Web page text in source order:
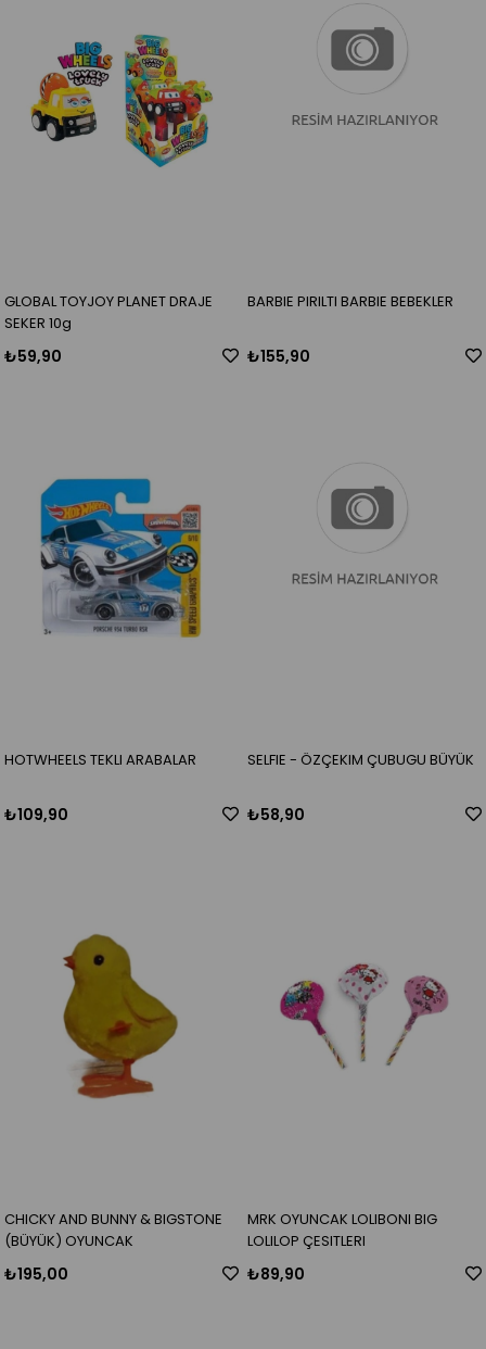
GLOBAL TOYJOY PLANET DRAJE
SEKER 10g
₺59,90
BARBIE PIRILTI BARBIE BEBEKLER
₺155,90
HOTWHEELS TEKLI ARABALAR
₺109,90
SELFIE - ÖZÇEKIM ÇUBUGU BÜYÜK
₺58,90
CHICKY AND BUNNY & BIGSTONE
(BÜYÜK) OYUNCAK
₺195,00
MRK OYUNCAK LOLIBONI BIG
LOLILOP ÇESITLERI
₺89,90